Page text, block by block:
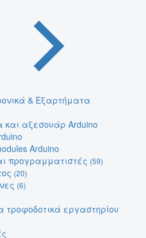
& Εξαρτήματα
αξεσουάρ Arduino
Arduino
προγραμματιστές (59)
(20)
(6)
τροφοδοτικά εργαστηρίου